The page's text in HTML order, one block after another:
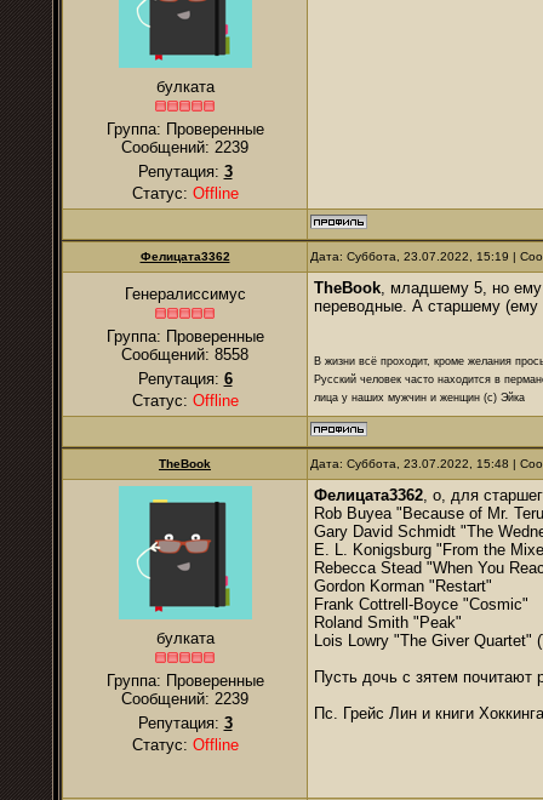
булката
Группа: Проверенные
Сообщений: 2239
Репутация: 3
Статус: Offline
Фелицата3362 Дата: Суббота, 23.07.2022, 15:19 |
Генералиссимус
Группа: Проверенные
Сообщений: 8558
Репутация: 6
Статус: Offline
TheBook, младшему 5, но ему
переводные. А старшему (ему
В жизни всё проходит, кроме желания
Русский человек часто находится в
лица у наших мужчин и женщин (с) Эйка
TheBook Дата: Суббота, 23.07.2022, 15:48 |
булката
Группа: Проверенные
Сообщений: 2239
Репутация: 3
Статус: Offline
Фелицата3362, о, для
Rob Buyea "Because of Mr.
Gary David Schmidt "The
E. L. Konigsburg "From the
Rebecca Stead "When You
Gordon Korman "Restart"
Frank Cottrell-Boyce "Cosmic"
Roland Smith "Peak"
Lois Lowry "The Giver Quartet"
Пусть дочь с зятем почитают
Пс. Грейс Лин и книги